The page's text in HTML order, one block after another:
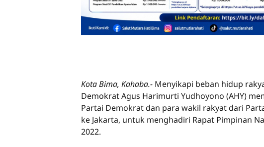
Kota Bima, Kahaba.- Menyikapi beban hidup
Demokrat Agus Harimurti Yudhoyono (AHY)
Partai Demokrat dan para wakil rakyat dari
ke Jakarta, untuk menghadiri Rapat Pimpinan
2022.